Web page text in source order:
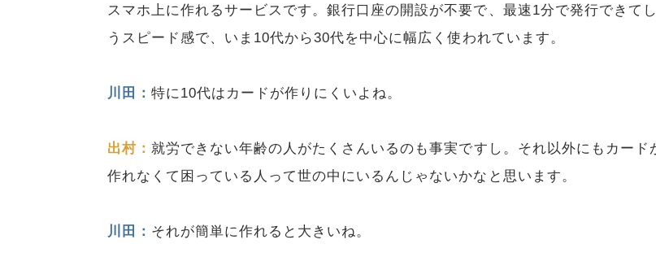
スマホ上に作れるサービスです。銀行口座の開設が不要で、最速1分で発行できて
うスピード感で、いま10代から30代を中心に幅広く使われています。
川田：特に10代はカードが作りにくいよね。
出村：就労できない年齢の人がたくさんいるのも事実ですし。それ以外にもカード
作れなくて困っている人って世の中にいるんじゃないかなと思います。
川田： それが簡単に作れると大きいね。